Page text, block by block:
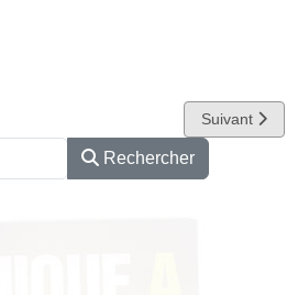
TYA - En secret Article
Suivant
Rechercher